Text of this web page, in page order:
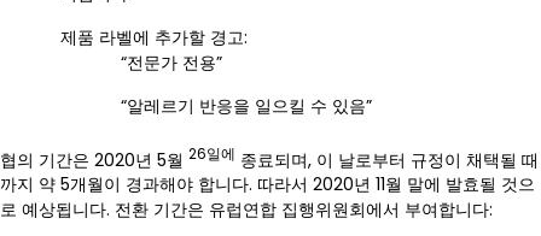
제품 라벨에 추가할 경고:
“전문가 전용”
“알레르기 반응을 일으킬 수 있음”
협의 기간은 2020년 5월 26일에 종료되며, 이 날로부터 규정이 채택될 때
까지 약 5개월이 경과해야 합니다. 따라서 2020년 11월 말에 발효될 것으
로 예상됩니다. 전환 기간은 유럽연합 집행위원회에서 부여합니다: